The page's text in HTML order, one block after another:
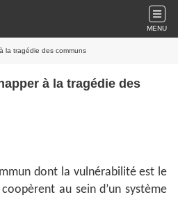
MENU
la tragédie des communs
à la tragédie des
dont la vulnérabilité est le
au sein d’un système